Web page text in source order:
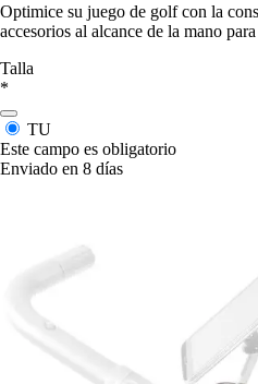
Optimice su juego de golf con la
accesorios al alcance de la mano
Talla
*
TU
Este campo es obligatorio
Enviado en 8 días